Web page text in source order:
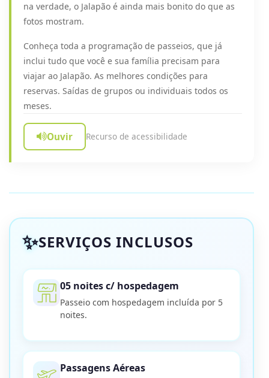
na verdade, o Jalapão é ainda mais bonito do que as
fotos mostram.
Conheça toda a programação de passeios, que já
inclui tudo que você e sua família precisam para
viajar ao Jalapão. As melhores condições para
reservas. Saídas de grupos ou individuais todos os
meses.
Ouvir Recurso de acessibilidade
SERVIÇOS INCLUSOS
05 noites c/ hospedagem
Passeio com hospedagem incluída por 5
noites.
Passagens Aéreas